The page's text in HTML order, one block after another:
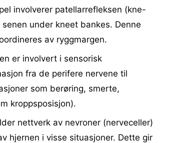
involverer patellarrefleksen (kne-
under kneet bankes. Denne
av ryggmargen.
er involvert i sensorisk
fra de perifere nervene til
som berøring, smerte,
kroppsposisjon).
nettverk av nevroner (nerveceller)
hjernen i visse situasjoner. Dette gir